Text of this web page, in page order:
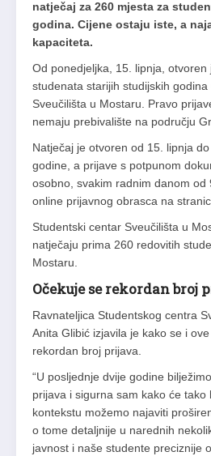
natječaj za 260 mjesta za
godina. Cijene ostaju iste, a
kapaciteta.
Od ponedjeljka, 15. lipnja, otvoren
studenata starijih studijskih
Sveučilišta u Mostaru. Pravo
nemaju prebivalište na području
Natječaj je otvoren od 15. lipnja
godine, a prijave s potpunom
osobno, svakim radnim danom od
online prijavnog obrasca na
Studentski centar Sveučilišta u
natječaju prima 260 redovitih
Mostaru.
Očekuje se rekordan broj
Ravnateljica Studentskog centra
Anita Glibić izjavila je kako se i
rekordan broj prijava.
“U posljednje dvije godine
prijava i sigurna sam kako će tako
kontekstu možemo najaviti
o tome detaljnije u narednih
javnost i naše studente preciznije